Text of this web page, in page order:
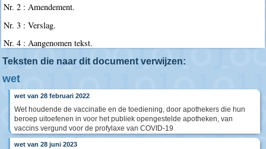
Nr. 2 : Amendement.
Nr. 3 : Verslag.
Nr. 4 : Aangenomen tekst.
Teksten die naar dit document verwijzen:
wet
wet van 28 februari 2022
Wet houdende de vaccinatie en de toediening, door apothekers die hun
beroep uitoefenen in voor het publiek opengestelde apotheken, van
vaccins vergund voor de profylaxe van COVID-19
wet van 28 juni 2023